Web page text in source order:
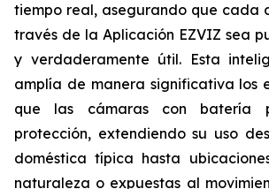
tiempo real, asegurando que cada
través de la Aplicación EZVIZ sea
y verdaderamente útil. Esta
amplía de manera significativa los
que las cámaras con batería
protección, extendiendo su uso
doméstica típica hasta
naturaleza o expuestas al